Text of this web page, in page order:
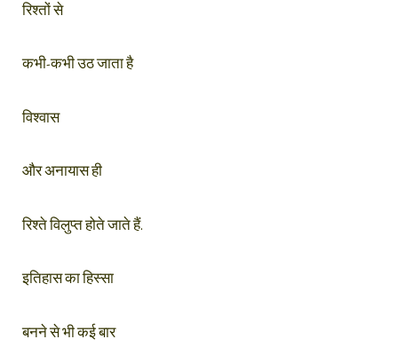
रिश्तों से
कभी-कभी उठ जाता है
विश्वास
और अनायास ही
रिश्ते विलुप्त होते जाते हैं.
इतिहास का हिस्सा
बनने से भी कई बार